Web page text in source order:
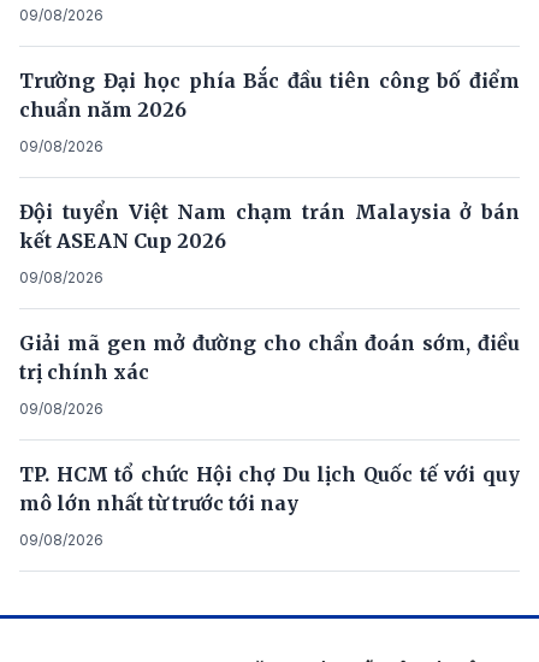
09/08/2026
Trường Đại học phía Bắc đầu tiên công bố điểm
chuẩn năm 2026
09/08/2026
Đội tuyển Việt Nam chạm trán Malaysia ở bán
kết ASEAN Cup 2026
09/08/2026
Giải mã gen mở đường cho chẩn đoán sớm, điều
trị chính xác
09/08/2026
TP. HCM tổ chức Hội chợ Du lịch Quốc tế với quy
mô lớn nhất từ trước tới nay
09/08/2026